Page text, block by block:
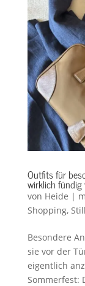
Outfits für
wirklich
von Heide |
Shopping,
Besondere
sie vor der
eigentlich
Sommerfest: